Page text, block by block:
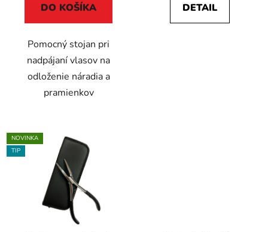
DO KOŠÍKA
Pomocný stojan pri
nadpájaní vlasov na
odloženie náradia a
pramienkov
DETAIL
NOVINKA
TIP